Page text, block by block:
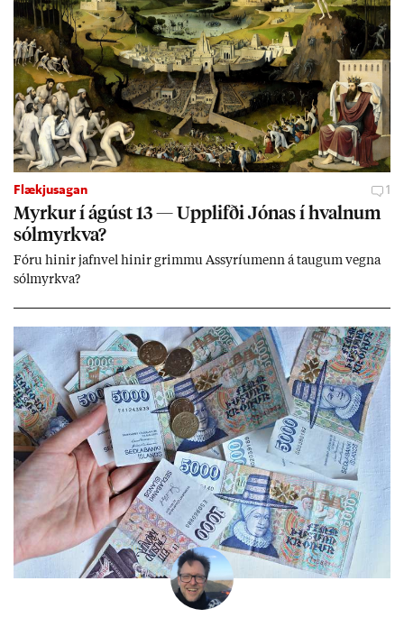
Flækjusagan 1
Myrk­ur í ág­úst 13 — Upp­lifði Jón­as í hvaln­um
sól­myrkva?
Fóru hinir jafn­vel hinir grimmu Ass­yríu­menn á taug­um vegna
sól­myrkva?